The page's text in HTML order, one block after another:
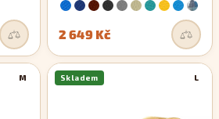
2 649 Kč
M L
Skladem